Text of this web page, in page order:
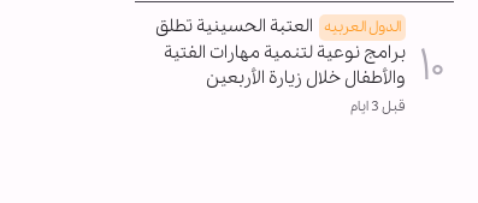
الدول العربیه العتبة الحسينية تطلق
برامج نوعية لتنمية مهارات الفتية
والأطفال خلال زيارة الأربعين
قبل 3 ايام